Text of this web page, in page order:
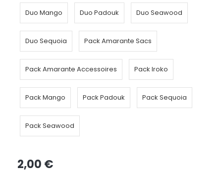
Duo Mango Duo Padouk Duo Seawood
Duo Sequoia Pack Amarante Sacs
Pack Amarante Accessoires Pack Iroko
Pack Mango Pack Padouk Pack Sequoia
Pack Seawood
2,00 €